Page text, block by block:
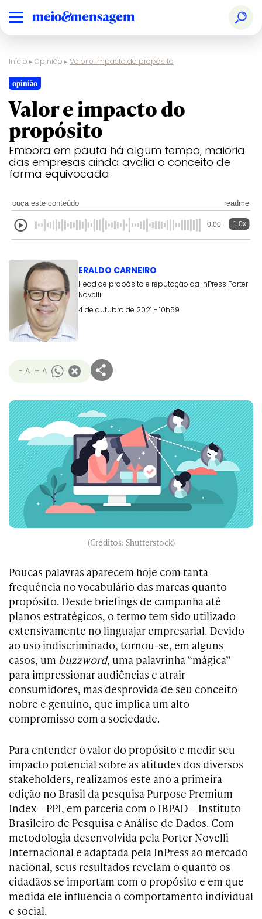
Início ▸Opinião ▸Valor e impacto do propósito
opinião
Valor e impacto do
propósito
Embora em pauta há algum tempo, maioria
das empresas ainda avalia o conceito de
forma equivocada
ouça este conteúdo readme
0:00 1.0x
ERALDO CARNEIRO
Head de propósito e reputação da InPress Porter
Novelli
4 de outubro de 2021 - 10h59
- A + A
(Créditos: Shutterstock)
Poucas palavras aparecem hoje com tanta
frequência no vocabulário das marcas quanto
propósito. Desde briefings de campanha até
planos estratégicos, o termo tem sido utilizado
extensivamente no linguajar empresarial. Devido
ao uso indiscriminado, tornou-se, em alguns
casos, um buzzword, uma palavrinha “mágica”
para impressionar audiências e atrair
consumidores, mas desprovida de seu conceito
nobre e genuíno, que implica um alto
compromisso com a sociedade.
Para entender o valor do propósito e medir seu
impacto potencial sobre as atitudes dos diversos
stakeholders, realizamos este ano a primeira
edição no Brasil da pesquisa Purpose Premium
Index – PPI, em parceria com o IBPAD – Instituto
Brasileiro de Pesquisa e Análise de Dados. Com
metodologia desenvolvida pela Porter Novelli
Internacional e adaptada pela InPress ao mercado
nacional, seus resultados revelam o quanto os
cidadãos se importam com o propósito e em que
medida ele influencia o comportamento individual
e social.